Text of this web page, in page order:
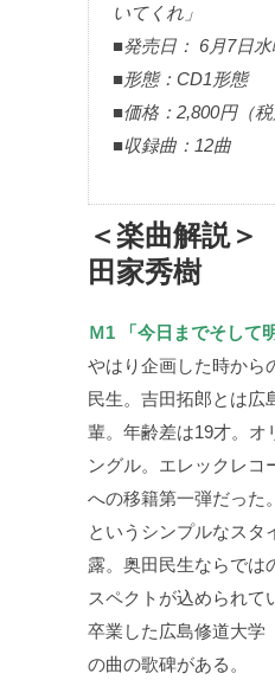
いてくれ」
■発売日： 6月7日
■形態：CD1形態
■価格：2,800円（税
■収録曲：12曲
＜楽曲解説
田家秀樹
Ｍ1 「今日までそして
やはり企画した時から
民生。吉田拓郎とは広
輩。年齢差は19才。オ
ングル。エレックレコ
への移籍第一弾だった
というシンプルなスタ
露。奥田民生ならでは
スペクトが込められて
卒業した広島修道大学
の曲の歌碑がある。